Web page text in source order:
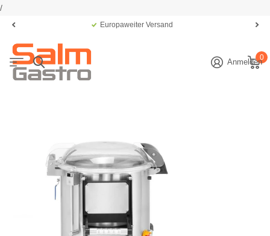
/
Europaweiter Versand
Anmelden0